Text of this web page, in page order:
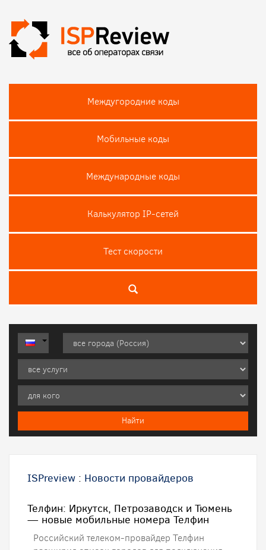
Междугородние коды
Мобильные коды
Международные коды
Калькулятор IP-сетей
Тест скороcти
ISPreview : Новости провайдеров
Телфин: Иркутск, Петрозаводск и Тюмень
— новые мобильные номера Телфин
Российский телеком-провайдер Телфин